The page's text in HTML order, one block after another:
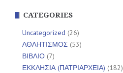
CATEGORIES
Uncategorized (26)
ΑΘΛΗΤΙΣΜΟΣ (53)
ΒΙΒΛΙΟ (7)
ΕΚΚΛΗΣΙΑ (ΠΑΤΡΙΑΡΧΕΙΑ) (182)